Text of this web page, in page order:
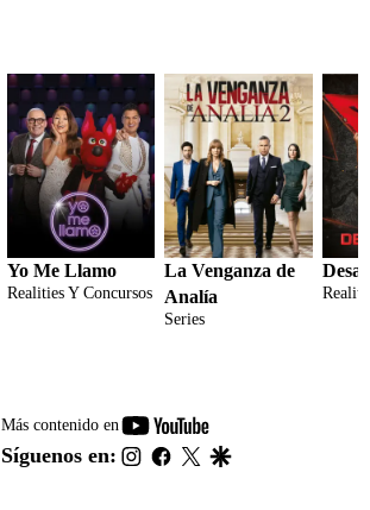
Yo Me Llamo
Realities Y Concursos
La Venganza de
Analía
Series
Más contenido en
youtube-
footer
Síguenos en: instagram
facebook
twitter